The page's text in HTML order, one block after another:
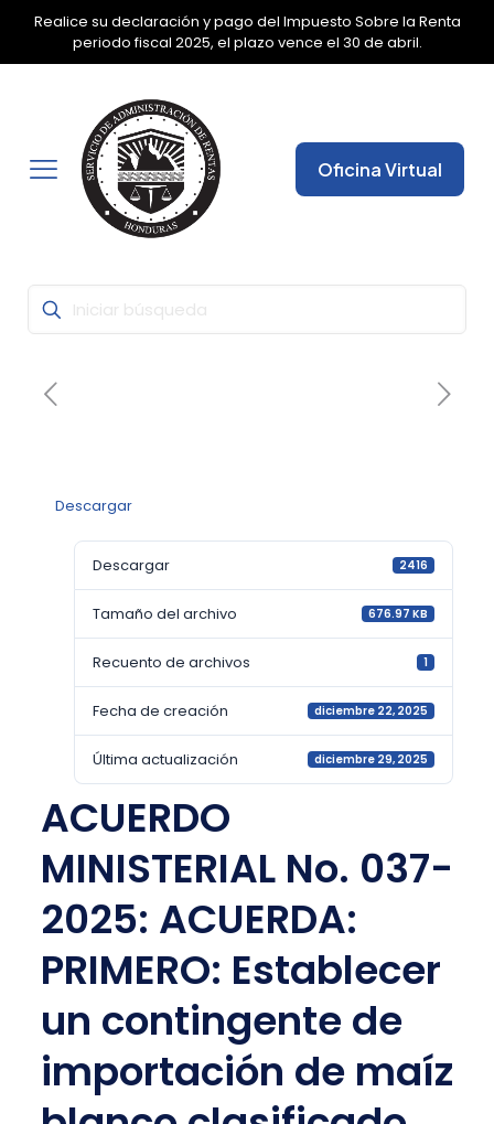
Realice su declaración y pago del Impuesto Sobre la Renta
periodo fiscal 2025, el plazo vence el 30 de abril.
✕
Oficina Virtual
Descargar
Descargar 2416
Tamaño del archivo 676.97 KB
Recuento de archivos 1
Fecha de creación diciembre 22, 2025
Última actualización diciembre 29, 2025
ACUERDO
MINISTERIAL No. 037-
2025: ACUERDA:
PRIMERO: Establecer
un contingente de
importación de maíz